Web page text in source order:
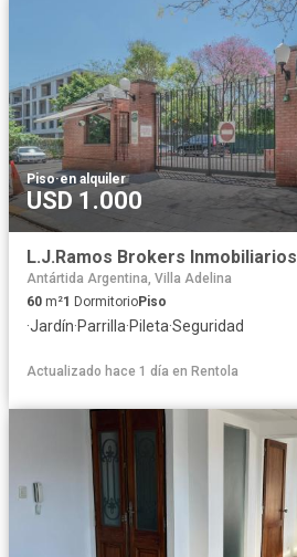
Piso·en alquiler
USD 1.000
L.J.Ramos Brokers Inmobiliarios
Antártida Argentina, Villa Adelina
60 m²1 DormitorioPiso
·Jardín·Parrilla·Pileta·Seguridad
Actualizado hace 1 día en Rentola